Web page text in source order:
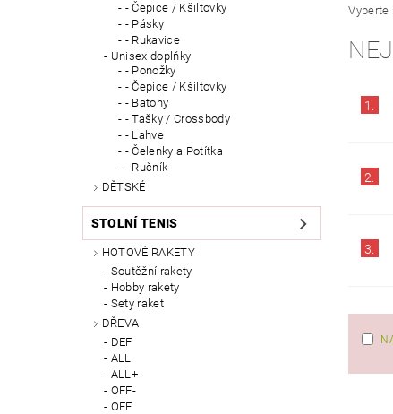
- Čepice / Kšiltovky
- Pásky
- Rukavice
Unisex doplňky
- Ponožky
- Čepice / Kšiltovky
- Batohy
- Tašky / Crossbody
- Lahve
- Čelenky a Potítka
- Ručník
DĚTSKÉ
STOLNÍ TENIS
HOTOVÉ RAKETY
Soutěžní rakety
Hobby rakety
Sety raket
DŘEVA
DEF
ALL
ALL+
OFF-
OFF
Vyberte
1.
2.
3.